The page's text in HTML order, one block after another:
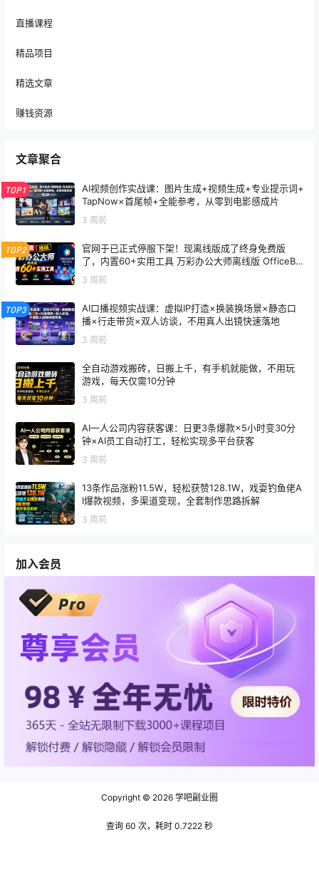
直播课程
精品项目
精选文章
赚钱资源
文章聚合
TOP1
AI视频创作实战课：图片生成+视频生成+专业提示词+
TapNow×首尾帧+全能参考，从零到电影感成片
3 周前
TOP2
官网于已正式停服下架！现离线版成了终身免费版
了，内置60+实用工具 万彩办公大师离线版 OfficeBo
3 周前
TOP3
AI口播视频实战课：虚拟IP打造×换装换场景×静态口
播×行走带货×双人访谈，不用真人出镜快速落地
3 周前
全自动游戏搬砖，日搬上千，有手机就能做，不用玩
游戏，每天仅需10分钟
3 周前
AI一人公司内容获客课：日更3条爆款×5小时变30分
钟×AI员工自动打工，轻松实现多平台获客
3 周前
13条作品涨粉11.5W，轻松获赞128.1W，戏耍钓鱼佬A
I爆款视频，多渠道变现，全套制作思路拆解
3 周前
加入会员
Copyright © 2026 学吧副业圈
查询 60 次，耗时 0.7222 秒